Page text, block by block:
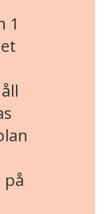
1